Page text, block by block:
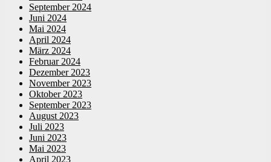
September 2024
Juni 2024
Mai 2024
April 2024
März 2024
Februar 2024
Dezember 2023
November 2023
Oktober 2023
September 2023
August 2023
Juli 2023
Juni 2023
Mai 2023
April 2023